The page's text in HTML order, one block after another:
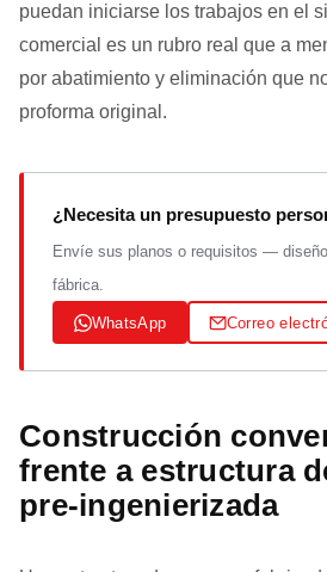
puedan iniciarse los trabajos en el
comercial es un rubro real que a
por abatimiento y eliminación que
proforma original.
¿Necesita un presupuesto
Envíe sus planos o requisitos —
fábrica.
WhatsApp Correo
Construcción
frente a estructura
pre‑ingenierizada